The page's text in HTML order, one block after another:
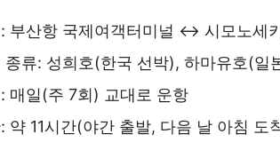
부산항 국제여객터미널 ↔ 시모노세
종류: 성희호(한국 선박), 하마유호(일
매일(주 7회) 교대로 운항
약 11시간(야간 출발, 다음 날 아침 도